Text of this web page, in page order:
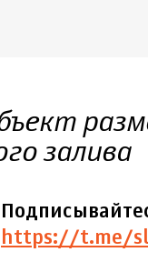
залива
https://t.me/